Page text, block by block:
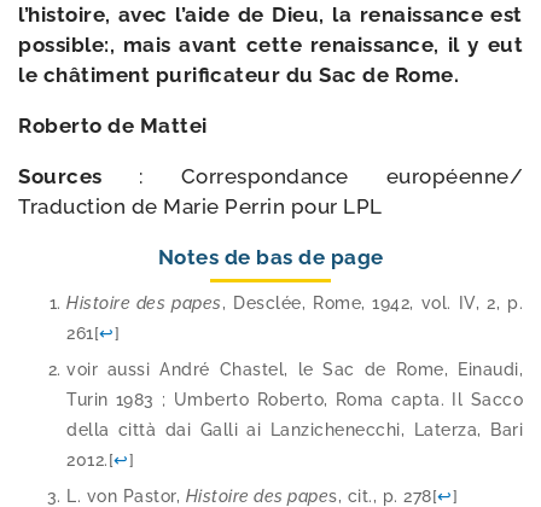
l’his­toire, avec l’aide de Dieu, la renais­sance est
pos­sible:, mais avant cette renais­sance, il y eut
le châ­ti­ment puri­fi­ca­teur du Sac de Rome.
Roberto de Mattei
Sources : Correspondance européenne/​
Traduction de Marie Perrin pour LPL
Notes de bas de page
Histoire des papes, Desclée, Rome, 1942, vol. IV, 2, p.
261[↩]
voir aus­si André Chastel, le Sac de Rome, Einaudi,
Turin 1983 ; Umberto Roberto, Roma cap­ta. Il Sacco
del­la cit­tà dai Galli ai Lanzichenecchi, Laterza, Bari
2012.[↩]
L. von Pastor, Histoire des papes, cit., p. 278[↩]